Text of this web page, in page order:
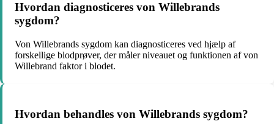
Hvordan diagnosticeres von Willebrands
sygdom?
Von Willebrands sygdom kan diagnosticeres ved hjælp af
forskellige blodprøver, der måler niveauet og funktionen af von
Willebrand faktor i blodet.
Hvordan behandles von Willebrands sygdom?